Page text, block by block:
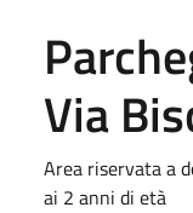
Via
Area riservata a
ai 2 anni di età